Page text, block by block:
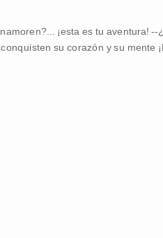
¡esta es tu aventura!
su corazón y su mente